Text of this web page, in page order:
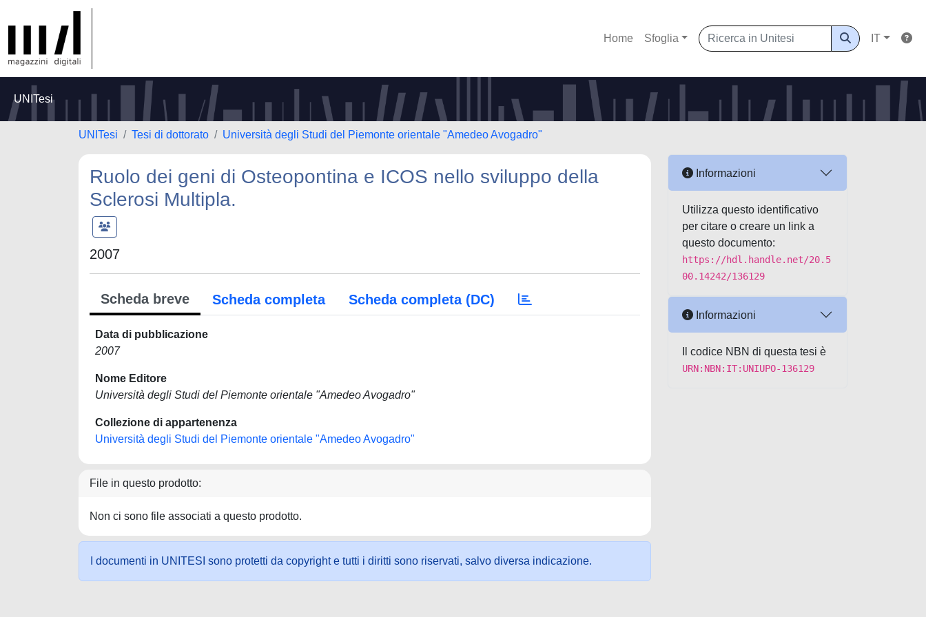
Home Sfoglia IT
UNITesi
UNITesi Tesi di dottorato Università degli Studi del Piemonte orientale "Amedeo Avogadro"
Ruolo dei geni di Osteopontina e ICOS nello sviluppo della
Sclerosi Multipla.
2007
Scheda breve Scheda completa Scheda completa (DC)
Data di pubblicazione
2007
Nome Editore
Università degli Studi del Piemonte orientale "Amedeo Avogadro"
Collezione di appartenenza
Università degli Studi del Piemonte orientale "Amedeo Avogadro"
File in questo prodotto:
Non ci sono file associati a questo prodotto.
I documenti in UNITESI sono protetti da copyright e tutti i diritti sono riservati, salvo diversa indicazione.
Informazioni
Utilizza questo identificativo
per citare o creare un link a
questo documento:
https://hdl.handle.net/20.5
00.14242/136129
Informazioni
Il codice NBN di questa tesi è
URN:NBN:IT:UNIUPO-136129